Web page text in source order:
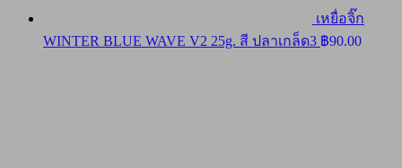
เหยื่อจิ๊ก
WINTER BLUE WAVE V2 25g. สี ปลาเกล็ด3 ฿90.00